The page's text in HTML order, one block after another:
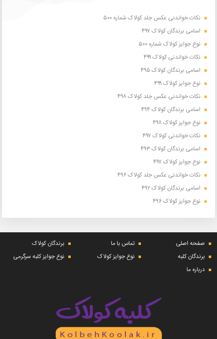
نکات خواندنی عکس جلد کولاک شماره ۵۰۰
اسامی برندگان کولاک ۴۹۷
نوع جوایز کولاک شماره ۵۰۰
نکات خواندنی کولاک ۴۹۹
اسامی برندگان کولاک ۴۹۵
نوع جوایز کولاک ۴۹۹
نکات خواندنی عکس جلد کولاک ۴۹۸
اسامی برندگان کولاک ۴۹۴
نوع جوایز کولاک ۴۹۸
نکات خواندنی کولاک ۴۹۷
اسامی برندگان کولاک ۴۹۳
نوع جوایز کولاک ۴۹۷
نکات خواندنی عکس جلد کولاک ۴۹۶
اسامی برندگان کولاک ۴۹۲
نوع جوایز کولاک ۴۹۶
صفحه اصلی تماس با ما
برندگان کولاک
برندگان کلبه
نوع جوایز کولاک
نوع جوایز کلبه سرگرمی
درباره ما